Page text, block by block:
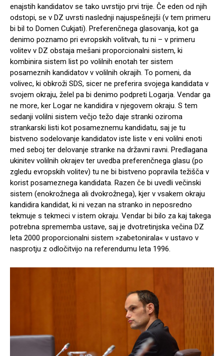
enajstih kandidatov se tako uvrstijo prvi trije. Če eden od njih
odstopi, se v DZ uvrsti naslednji najuspešnejši (v tem primeru
bi bil to Domen Cukjati). Preferenčnega glasovanja, kot ga
denimo poznamo pri evropskih volitvah, tu ni – v primeru
volitev v DZ obstaja mešani proporcionalni sistem, ki
kombinira sistem list po volilnih enotah ter sistem
posameznih kandidatov v volilnih okrajih. To pomeni, da
volivec, ki obkroži SDS, sicer ne preferira svojega kandidata v
svojem okraju, želel pa bi denimo podpreti Logarja. Vendar ga
ne more, ker Logar ne kandidira v njegovem okraju. S tem
sedanji volilni sistem večjo težo daje stranki oziroma
strankarski listi kot posameznemu kandidatu, saj je tu
bistveno sodelovanje kandidatov iste liste v eni volilni enoti
med seboj ter delovanje stranke na državni ravni. Predlagana
ukinitev volilnih okrajev ter uvedba preferenčnega glasu (po
zgledu evropskih volitev) tu ne bi bistveno popravila težišča v
korist posameznega kandidata. Razen če bi uvedli večinski
sistem (enokrožnega ali dvokrožnega), kjer v vsakem okraju
kandidira kandidat, ki ni vezan na stranko in neposredno
tekmuje s tekmeci v istem okraju. Vendar bi bilo za kaj takega
potrebna sprememba ustave, saj je dvotretinjska večina DZ
leta 2000 proporcionalni sistem »zabetonirala« v ustavo v
nasprotju z odločitvijo na referendumu leta 1996.